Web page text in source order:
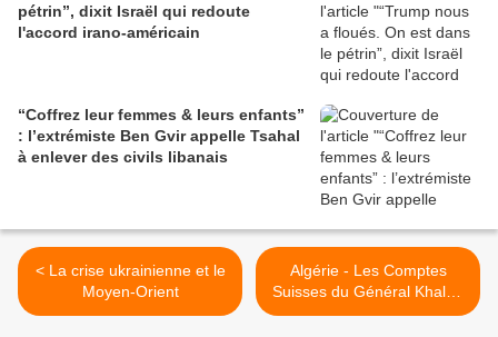
pétrin”, dixit Israël qui redoute
l'accord irano-américain
“Coffrez leur femmes & leurs enfants”
: l’extrémiste Ben Gvir appelle Tsahal
à enlever des civils libanais
< La crise ukrainienne et le
Moyen-Orient
Algérie - Les Comptes
Suisses du Général Khaled
Nezzar, révélés par une